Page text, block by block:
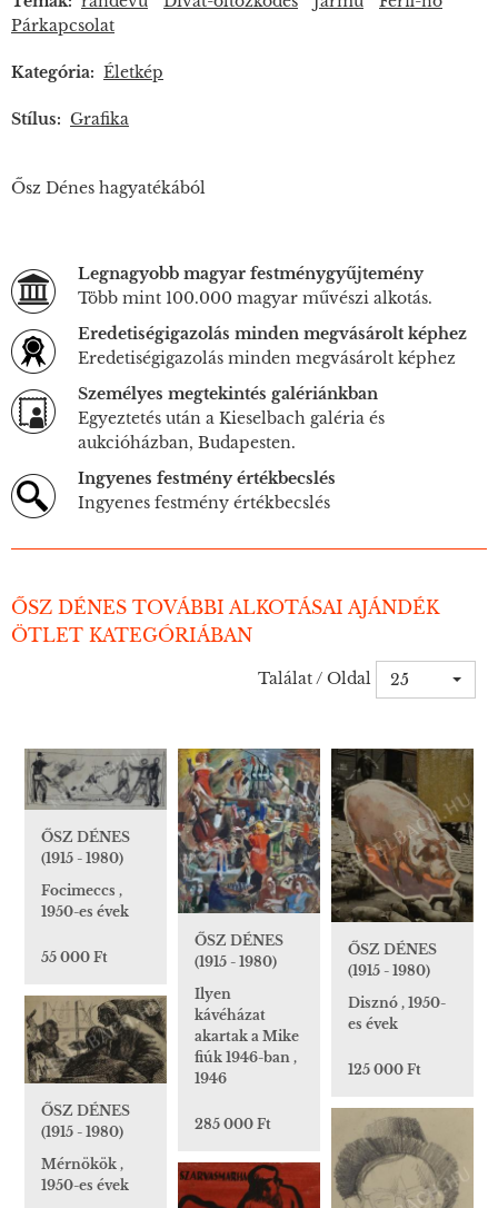
Párkapcsolat
Kategória: Életkép
Stílus: Grafika
Ősz Dénes hagyatékából
Legnagyobb magyar festménygyűjtemény
Több mint 100.000 magyar művészi alkotás.
Eredetiségigazolás minden megvásárolt képhez
Eredetiségigazolás minden megvásárolt képhez
Személyes megtekintés galériánkban
Egyeztetés után a Kieselbach galéria és
aukcióházban, Budapesten.
Ingyenes festmény értékbecslés
Ingyenes festmény értékbecslés
ŐSZ DÉNES TOVÁBBI ALKOTÁSAI AJÁNDÉK
ÖTLET KATEGÓRIÁBAN
Találat / Oldal 25
ŐSZ DÉNES
(1915 - 1980)
Focimeccs ,
1950-es évek
55 000 Ft
ŐSZ DÉNES
(1915 - 1980)
Ilyen
kávéházat
akartak a Mike
fiúk 1946-ban ,
1946
285 000 Ft
ŐSZ DÉNES
(1915 - 1980)
Disznó , 1950-
es évek
125 000 Ft
ŐSZ DÉNES
(1915 - 1980)
Mérnökök ,
1950-es évek